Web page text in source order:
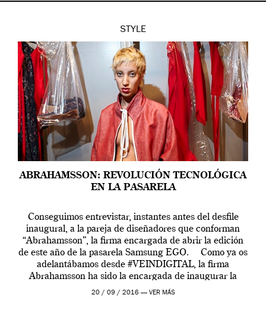
STYLE
ABRAHAMSSON: REVOLUCIÓN TECNOLÓGICA
EN LA PASARELA
Conseguimos entrevistar, instantes antes del desfile
inaugural, a la pareja de diseñadores que conforman
“Abrahamsson”, la firma encargada de abrir la edición
de este año de la pasarela Samsung EGO. Como ya os
adelantábamos desde #VEINDIGITAL, la firma
Abrahamsson ha sido la encargada de inaugurar la
edición de este año de EGO, la […]
20 / 09 / 2016 — VER MÁS